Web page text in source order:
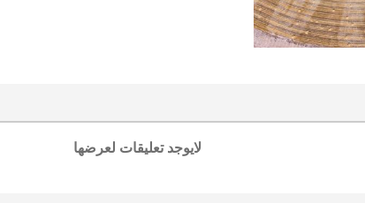
لايوجد تعليقات لعرضها